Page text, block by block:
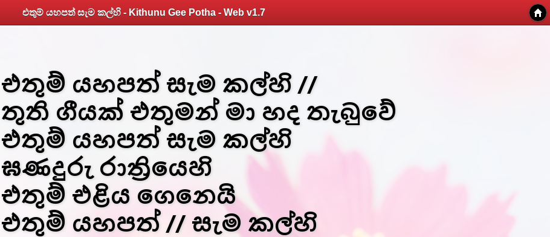
එතුම් යහපත් සැම කල්හි - Kithunu Gee Potha - Web v1.7
එතුම් යහපත් සැම කල්හි //
තුති ගීයක් එතුමන් මා හද තැබුවේ
එතුම් යහපත් සැම කල්හි
ඝණදුරු රාත්‍රියෙහි
එතුම් එළිය ගෙනෙයි
එතුම් යහපත් // සැම කල්හි